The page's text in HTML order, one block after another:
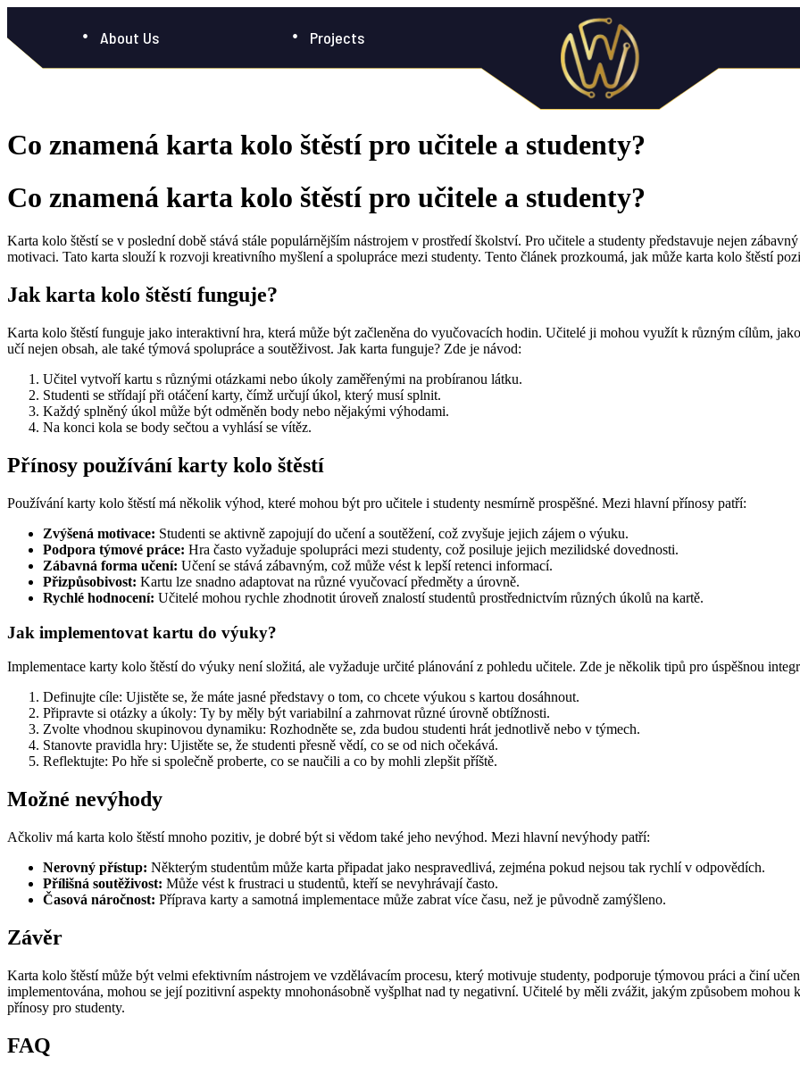
About Us Projects
Co znamená karta kolo štěstí pro učitele a studenty?
Co znamená karta kolo štěstí pro učitele a studenty?
Karta kolo štěstí se v poslední době stává stále populárnějším nástrojem v prostředí školství. Pro učitele a studenty představuje nejen
motivaci. Tato karta slouží k rozvoji kreativního myšlení a spolupráce mezi studenty. Tento článek prozkoumá, jak může karta kolo štěstí
Jak karta kolo štěstí funguje?
Karta kolo štěstí funguje jako interaktivní hra, která může být začleněna do vyučovacích hodin. Učitelé ji mohou využít k různým cílům,
učí nejen obsah, ale také týmová spolupráce a soutěživost. Jak karta funguje? Zde je návod:
Učitel vytvoří kartu s různými otázkami nebo úkoly zaměřenými na probíranou látku.
Studenti se střídají při otáčení karty, čímž určují úkol, který musí splnit.
Každý splněný úkol může být odměněn body nebo nějakými výhodami.
Na konci kola se body sečtou a vyhlásí se vítěz.
Přínosy používání karty kolo štěstí
Používání karty kolo štěstí má několik výhod, které mohou být pro učitele i studenty nesmírně prospěšné. Mezi hlavní přínosy patří:
Zvýšená motivace: Studenti se aktivně zapojují do učení a soutěžení, což zvyšuje jejich zájem o výuku.
Podpora týmové práce: Hra často vyžaduje spolupráci mezi studenty, což posiluje jejich mezilidské dovednosti.
Zábavná forma učení: Učení se stává zábavným, což může vést k lepší retenci informací.
Přizpůsobivost: Kartu lze snadno adaptovat na různé vyučovací předměty a úrovně.
Rychlé hodnocení: Učitelé mohou rychle zhodnotit úroveň znalostí studentů prostřednictvím různých úkolů na kartě.
Jak implementovat kartu do výuky?
Implementace karty kolo štěstí do výuky není složitá, ale vyžaduje určité plánování z pohledu učitele. Zde je několik tipů pro úspěšnou
Definujte cíle: Ujistěte se, že máte jasné představy o tom, co chcete výukou s kartou dosáhnout.
Připravte si otázky a úkoly: Ty by měly být variabilní a zahrnovat různé úrovně obtížnosti.
Zvolte vhodnou skupinovou dynamiku: Rozhodněte se, zda budou studenti hrát jednotlivě nebo v týmech.
Stanovte pravidla hry: Ujistěte se, že studenti přesně vědí, co se od nich očekává.
Reflektujte: Po hře si společně proberte, co se naučili a co by mohli zlepšit příště.
Možné nevýhody
Ačkoliv má karta kolo štěstí mnoho pozitiv, je dobré být si vědom také jeho nevýhod. Mezi hlavní nevýhody patří:
Nerovný přístup: Některým studentům může karta připadat jako nespravedlivá, zejména pokud nejsou tak rychlí v odpovědích.
Přílišná soutěživost: Může vést k frustraci u studentů, kteří se nevyhrávají často.
Časová náročnost: Příprava karty a samotná implementace může zabrat více času, než je původně zamýšleno.
Závěr
Karta kolo štěstí může být velmi efektivním nástrojem ve vzdělávacím procesu, který motivuje studenty, podporuje týmovou práci a činí
implementována, mohou se její pozitivní aspekty mnohonásobně vyšplhat nad ty negativní. Učitelé by měli zvážit, jakým způsobem
přínosy pro studenty.
FAQ